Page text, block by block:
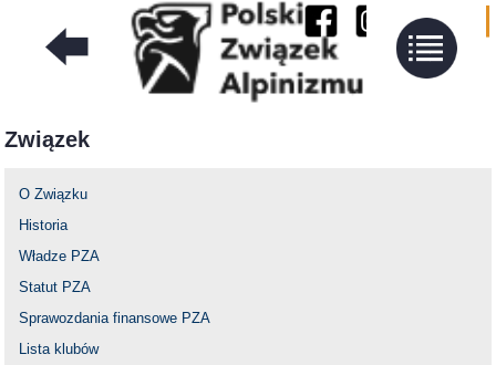
Związek
O Związku
Historia
Władze PZA
Statut PZA
Sprawozdania finansowe PZA
Lista klubów